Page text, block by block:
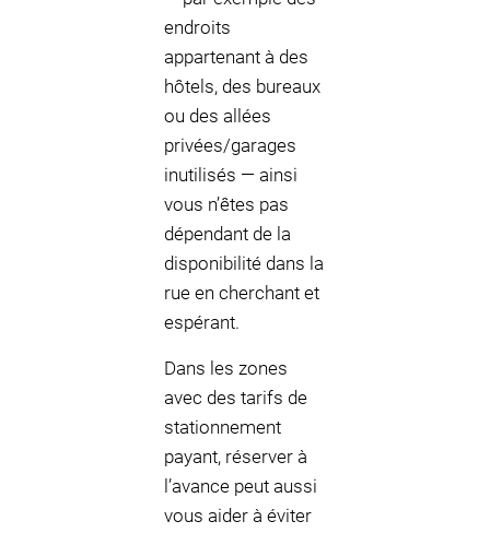
endroits
appartenant à des
hôtels, des bureaux
ou des allées
privées/garages
inutilisés — ainsi
vous n’êtes pas
dépendant de la
disponibilité dans la
rue en cherchant et
espérant.
Dans les zones
avec des tarifs de
stationnement
payant, réserver à
l’avance peut aussi
vous aider à éviter